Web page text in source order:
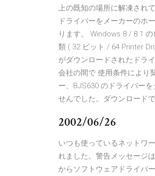
上の既知の場所に解凍され
ドライバーをメーカーのホ
ります。 Windows 8 / 8.1
類 ( 32 ビット / 64 Printer
がダウンロードされたドラ
会社の間で 使用条件により
ー、BJS630 のドライバー
せんでした。ダウンロード
2002/06/26
いつも使っているネットワ
れました。警告メッセージ
からソフトウェアドライバ